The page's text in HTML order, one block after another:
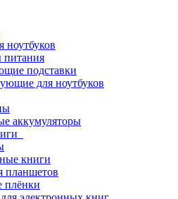
ноутбуков
питания
подставки
для ноутбуков
аккумуляторы
книги
планшетов
плёнки